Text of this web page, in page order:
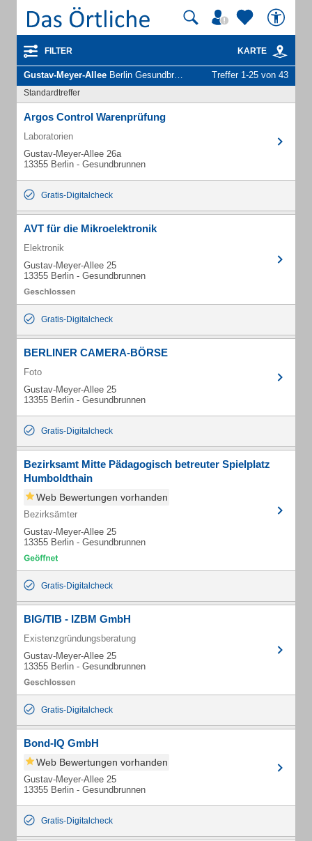
FILTER KARTE
Gustav-Meyer-Allee Berlin Gesundbrunnen - Unternehmen und Personen Treffer 1-25 von 43
Standardtreffer
Argos Control Warenprüfung
Laboratorien
Gustav-Meyer-Allee 26a
13355 Berlin - Gesundbrunnen
Gratis-Digitalcheck
AVT für die Mikroelektronik
Elektronik
Gustav-Meyer-Allee 25
13355 Berlin - Gesundbrunnen
Gratis-Digitalcheck
BERLINER CAMERA-BÖRSE
Foto
Gustav-Meyer-Allee 25
13355 Berlin - Gesundbrunnen
Gratis-Digitalcheck
Bezirksamt Mitte Pädagogisch betreuter Spielplatz
Humboldthain
Web Bewertungen vorhanden
Bezirksämter
Gustav-Meyer-Allee 25
13355 Berlin - Gesundbrunnen
Gratis-Digitalcheck
BIG/TIB - IZBM GmbH
Existenzgründungsberatung
Gustav-Meyer-Allee 25
13355 Berlin - Gesundbrunnen
Gratis-Digitalcheck
Bond-IQ GmbH
Web Bewertungen vorhanden
Gustav-Meyer-Allee 25
13355 Berlin - Gesundbrunnen
Gratis-Digitalcheck